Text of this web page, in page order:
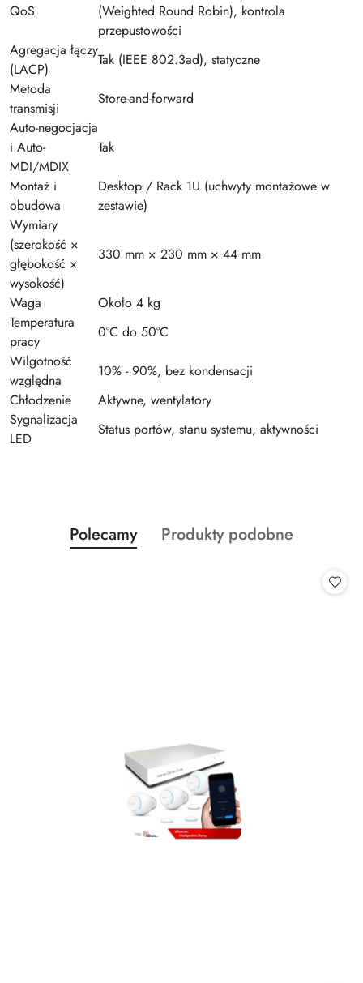
QoS
(Weighted Round Robin), kontrola
przepustowości
Agregacja łączy
(LACP)
Tak (IEEE 802.3ad), statyczne
Metoda
transmisji
Store-and-forward
Auto-negocjacja
i Auto-
MDI/MDIX
Tak
Montaż i
obudowa
Desktop / Rack 1U (uchwyty montażowe w
zestawie)
Wymiary
(szerokość ×
głębokość ×
wysokość)
330 mm × 230 mm × 44 mm
Waga
Około 4 kg
Temperatura
pracy
0°C do 50°C
Wilgotność
względna
10% - 90%, bez kondensacji
Chłodzenie
Aktywne, wentylatory
Sygnalizacja
LED
Status portów, stanu systemu, aktywności
Pomiń karuzelę produktów
Produkty
o
Polecamy
Produkty
Produkty podobne